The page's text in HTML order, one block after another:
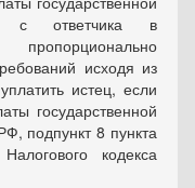
с ответчика в
исходя из
истец, если
государственной
подпункт 8 пункта
кодекса